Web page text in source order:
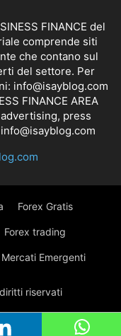
FINANCE del
comprende siti
che contano sul
del settore. Per
info@isayblog.com
FINANCE AREA
press
info@isayblog.com
Forex Gratis
Forex trading
Mercati Emergenti
riservati